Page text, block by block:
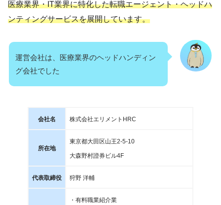
医療業界・IT業界に特化した転職エージェント・ヘッドハ
ンティングサービスを展開しています。
運営会社は、医療業界のヘッドハンディン
グ会社でした
会社名 株式会社エリメントHRC
所在地
東京都大田区山王2-5-10
大森野村證券ビル4F
代表取締役 狩野 洋輔
・有料職業紹介業